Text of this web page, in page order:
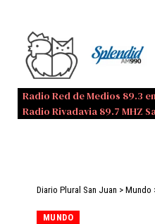
Radio Red de Medios 89.3
Radio Rivadavia 89.7 MHZ
Diario Plural San Juan > Mundo
MUNDO